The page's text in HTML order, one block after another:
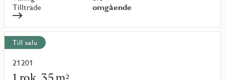
Tillträde
omgående
Till salu
21201
Läs
mer